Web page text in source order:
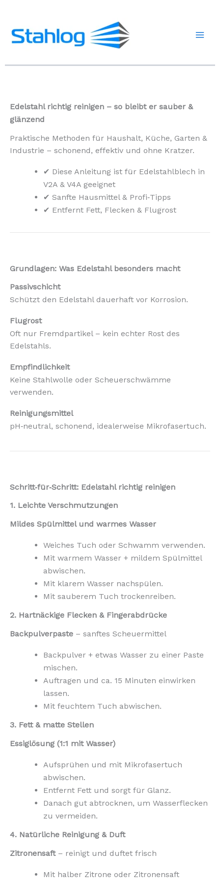
springen
Edelstahl richtig reinigen – so bleibt er sauber &
glänzend
Praktische Methoden für Haushalt, Küche, Garten &
Industrie – schonend, effektiv und ohne Kratzer.
✔ Diese Anleitung ist für Edelstahlblech in
V2A & V4A geeignet
✔ Sanfte Hausmittel & Profi‑Tipps
✔ Entfernt Fett, Flecken & Flugrost
Grundlagen: Was Edelstahl besonders macht
Passivschicht
Schützt den Edelstahl dauerhaft vor Korrosion.
Flugrost
Oft nur Fremdpartikel – kein echter Rost des
Edelstahls.
Empfindlichkeit
Keine Stahlwolle oder Scheuerschwämme
verwenden.
Reinigungsmittel
pH‑neutral, schonend, idealerweise Mikrofasertuch.
Schritt‑für‑Schritt: Edelstahl richtig reinigen
1. Leichte Verschmutzungen
Mildes Spülmittel und warmes Wasser
Weiches Tuch oder Schwamm verwenden.
Mit warmem Wasser + mildem Spülmittel
abwischen.
Mit klarem Wasser nachspülen.
Mit sauberem Tuch trockenreiben.
2. Hartnäckige Flecken & Fingerabdrücke
Backpulverpaste – sanftes Scheuermittel
Backpulver + etwas Wasser zu einer Paste
mischen.
Auftragen und ca. 15 Minuten einwirken
lassen.
Mit feuchtem Tuch abwischen.
3. Fett & matte Stellen
Essiglösung (1:1 mit Wasser)
Aufsprühen und mit Mikrofasertuch
abwischen.
Entfernt Fett und sorgt für Glanz.
Danach gut abtrocknen, um Wasserflecken
zu vermeiden.
4. Natürliche Reinigung & Duft
Zitronensaft– reinigt und duftet frisch
Mit halber Zitrone oder Zitronensaft